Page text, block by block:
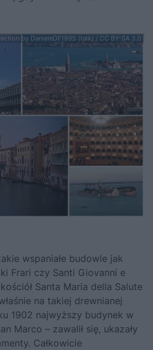
by DanieleDF1995 (talk) / CC BY-SA 3.0
wspaniałe budowle jak
Frari czy Santi Giovanni e
Santa Maria della Salute
na takiej drewnianej
1902 najwyższy budynek w
Marco – zawalił się, ukazały
Całkowicie